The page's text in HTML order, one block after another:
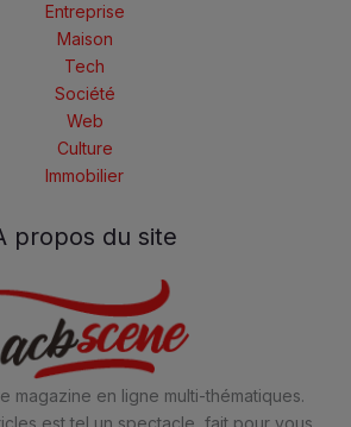
Entreprise
Maison
Tech
Société
Web
Culture
Immobilier
propos du site
magazine en ligne multi-thématiques.